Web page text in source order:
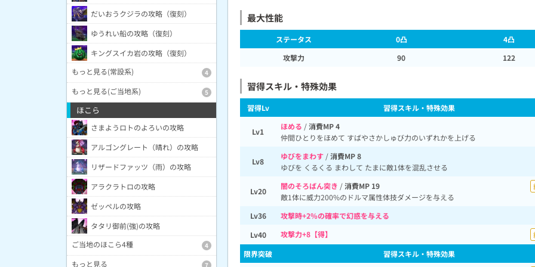
最大性能
ステータス 0凸
4凸
攻撃力
90 122
習得スキル・特殊効果
習得Lv 習得スキル・特殊効果
Lv1
ほめる /消費MP 4
仲間ひとりをほめて すばやさかしゅび力のいずれかを上げる
Lv8
ゆびをまわす /消費MP 8
ゆびを くるくる まわして たまに敵1体を混乱させる
Lv20
闇のそろばん突き /消費MP 19
敵1体に威力200%のドルマ属性体技ダメージを与える
Lv36
攻撃時+2%の確率で幻惑を与える
Lv40
攻撃力+8【得】
限界突破
習得スキル・特殊効果
だいおうクジラの攻略（復刻）
ゆうれい船の攻略（復刻）
キングスイカ岩の攻略（復刻）
もっと見る(常設系)
4
もっと見る(ご当地系) 5
ほこら
さまようロトのよろいの攻略
アルゴングレート（晴れ）の攻略
リザードファッツ（雨）の攻略
アラクラトロの攻略
ゼッペルの攻略
タタリ御前(強)の攻略
ご当地のほこら4種
4
もっと見る 7